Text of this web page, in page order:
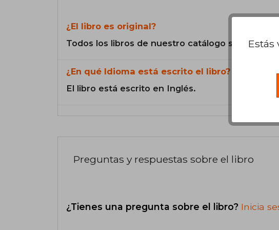
¿El libro es original?
Todos los libros de nuestro catálogo son
¿En qué Idioma está escrito el libro?
El libro está escrito en Inglés.
Preguntas y respuestas sobre el libro
¿Tienes una pregunta sobre el libro? Inicia
Estás